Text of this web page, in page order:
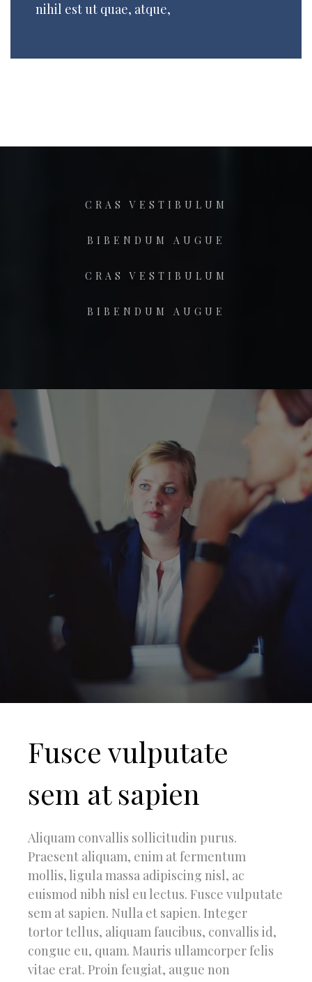
nihil est ut quae, atque,
CRAS VESTIBULUM
BIBENDUM AUGUE
CRAS VESTIBULUM
BIBENDUM AUGUE
Fusce vulputate
sem at sapien
Aliquam convallis sollicitudin purus.
Praesent aliquam, enim at fermentum
mollis, ligula massa adipiscing nisl, ac
euismod nibh nisl eu lectus. Fusce vulputate
sem at sapien. Nulla et sapien. Integer
tortor tellus, aliquam faucibus, convallis id,
congue eu, quam. Mauris ullamcorper felis
vitae erat. Proin feugiat, augue non